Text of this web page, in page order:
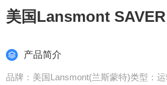
美国Lansmont
产品简介
品牌：美国Lansmont(兰斯蒙特)类型：